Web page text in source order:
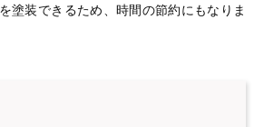
塗装できるため、時間の節約にもなりま